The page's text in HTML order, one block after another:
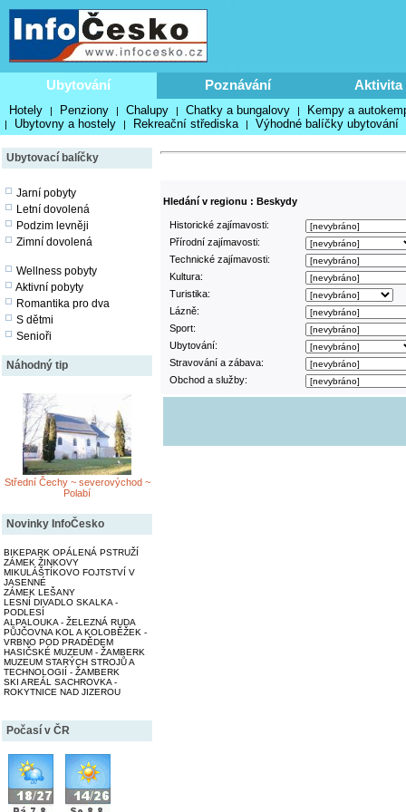
Ubytování Poznávání Aktivita
Hotely | Penziony | Chalupy | Chatky a bungalovy | Kempy a
| Ubytovny a hostely | Rekreační střediska | Výhodné balíčky ubytování
Ubytovací balíčky
Jarní pobyty
Letní dovolená
Podzim levněji
Zimní dovolená
Wellness pobyty
Aktivní pobyty
Romantika pro dva
S dětmi
Senioři
Náhodný tip
Střední Čechy ~ severovýchod ~
Polabí
Novinky InfoČesko
BIKEPARK OPÁLENÁ PSTRUŽÍ
ZÁMEK ŽINKOVY
MIKULÁŠTÍKOVO FOJTSTVÍ V
JASENNÉ
ZÁMEK LEŠANY
LESNÍ DIVADLO SKALKA -
PODLESÍ
ALPALOUKA - ŽELEZNÁ RUDA
PŮJČOVNA KOL A KOLOBĚŽEK -
VRBNO POD PRADĚDEM
HASIČSKÉ MUZEUM - ŽAMBERK
MUZEUM STARÝCH STROJŮ A
TECHNOLOGIÍ - ŽAMBERK
SKI AREÁL SACHROVKA -
ROKYTNICE NAD JIZEROU
Počasí v ČR
Hledání v regionu : Beskydy
Historické zajímavosti:
Přírodní zajímavosti:
Technické zajímavosti:
Kultura:
Turistika:
Lázně:
Sport:
Ubytování:
Stravování a zábava:
Obchod a služby: